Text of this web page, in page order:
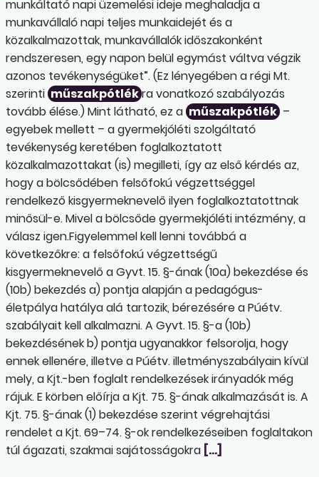
munkáltató napi üzemelési ideje meghaladja a
munkavállaló napi teljes munkaidejét és a
közalkalmazottak, munkavállalók időszakonként
rendszeresen, egy napon belül egymást váltva végzik
azonos tevékenységüket”. (Ez lényegében a régi Mt.
szerinti műszakpótlékra vonatkozó szabályozás
tovább élése.) Mint látható, ez a műszakpótlék –
egyebek mellett – a gyermekjóléti szolgáltató
tevékenység keretében foglalkoztatott
közalkalmazottakat (is) megilleti, így az első kérdés az,
hogy a bölcsődében felsőfokú végzettséggel
rendelkező kisgyermeknevelő ilyen foglalkoztatottnak
minősül-e. Mivel a bölcsőde gyermekjóléti intézmény, a
válasz igen.Figyelemmel kell lenni továbbá a
következőkre: a felsőfokú végzettségű
kisgyermeknevelő a Gyvt. 15. §-ának (10a) bekezdése és
(10b) bekezdés a) pontja alapján a pedagógus-
életpálya hatálya alá tartozik, bérezésére a Púétv.
szabályait kell alkalmazni. A Gyvt. 15. §-a (10b)
bekezdésének b) pontja ugyanakkor felsorolja, hogy
ennek ellenére, illetve a Púétv. illetményszabályain kívül
mely, a Kjt.-ben foglalt rendelkezések irányadók még
rájuk. E körben előírja a Kjt. 75. §-ának alkalmazását is. A
Kjt. 75. §-ának (1) bekezdése szerint végrehajtási
rendelet a Kjt. 69–74. §-ok rendelkezéseiben foglaltakon
túl ágazati, szakmai sajátosságokra […]